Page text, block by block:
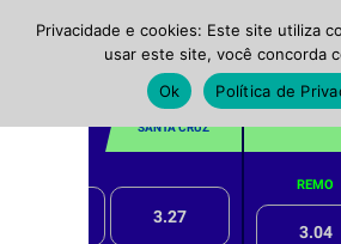
Privacidade e cookies: Este site utiliza
usar este site, você concorda
Ok
Política de